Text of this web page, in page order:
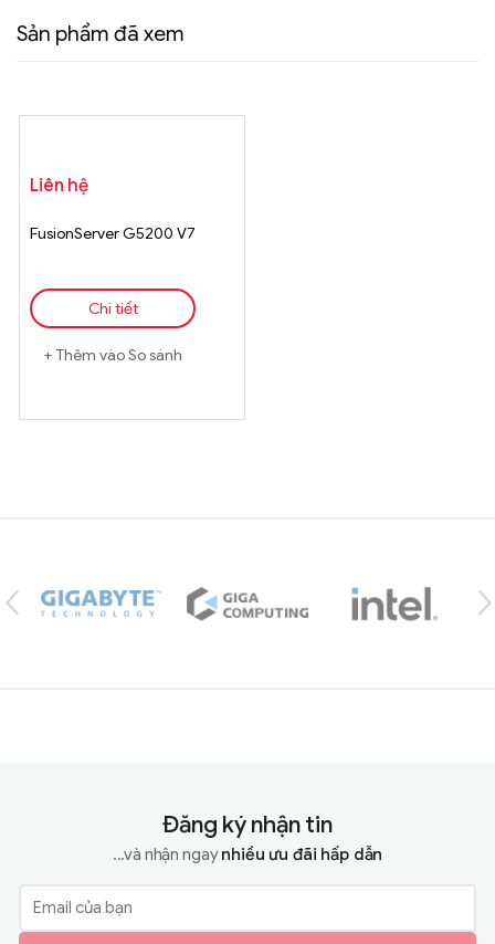
Sản phẩm đã xem
Liên hệ
FusionServer G5200 V7
Chi tiết
Thêm vào So sánh
Đăng ký nhận tin
...và nhận ngaynhiều ưu đãi hấp dẫn